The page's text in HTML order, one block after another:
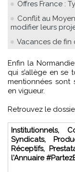
Offres France :
Conflit au
modifier leurs
Vacances de fin
Enfin la Normandie a le secret d’une cuisine plantureuse,
qui s’allège en se
mentionnées sont
en vigueur.
Retrouvez le
Institutionnels, Collectivités locales et territoriales,
Syndicats,
Réceptifs,
l'Annuaire